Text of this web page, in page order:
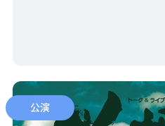
公演